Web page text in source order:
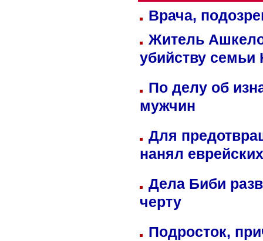
Врача,
Житель
убийству семьи
По делу об
мужчин
Для
нанял
Дела Биби
черту
Подросток,